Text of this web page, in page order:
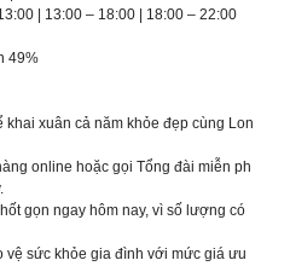
| 13:00 – 18:00 | 18:00 – 22:00
49%
xuân cả năm khỏe đẹp cùng Lon
online hoặc gọi Tổng đài miễn ph
gọn ngay hôm nay, vì số lượng có
vệ sức khỏe gia đình với mức giá ưu